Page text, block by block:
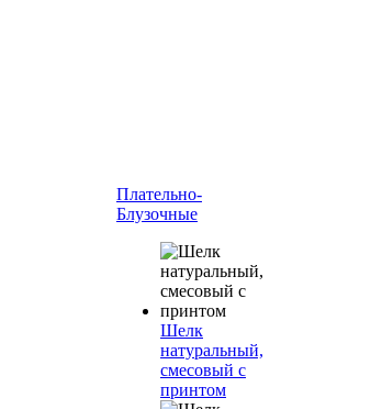
Плательно-
Блузочные
Шелк
натуральный,
смесовый с
принтом